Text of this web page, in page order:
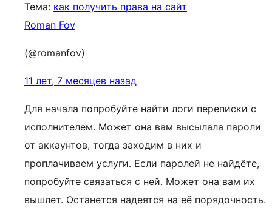
Тема: как получить права на сайт
Roman Fov
(@romanfov)
11 лет, 7 месяцев назад
Для начала попробуйте найти логи переписки с
исполнителем. Может она вам высылала пароли
от аккаунтов, тогда заходим в них и
проплачиваем услуги. Если паролей не найдёте,
попробуйте связаться с ней. Может она вам их
вышлет. Останется надеятся на её порядочность.